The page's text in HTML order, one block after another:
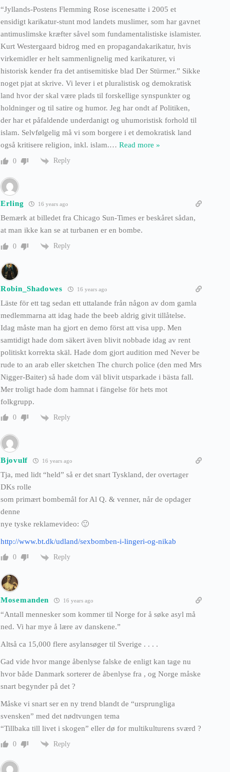
“Jyllands-Postens Flemming Rose iscenesatte i 2005 et
ensidigt karikatur-stunt mod landets muslimer, som har gavnet
antimuslimske kræfter såvel som fundamentalistiske islamister.
Kurt Westergaard bidrog med en propagandakarikatur, hvis
virkemidler er helt sammenlignelig med karikaturer, vi
historisk kender fra det antisemitiske blad Der Stürmer.” Sikke
noget pjat at skrive. Vi lever i et pluralistisk og demokratisk
land hvor der skal være plads til forskellige synspunkter og
holdninger og til satire og humor. Jeg har ondt af Politiken,
der har et påfaldende underdanigt og uhumoristisk forhold til
islam. Selvfølgelig må vi som borgere i et demokratisk land
også kritisere religion, inkl. islam.… Read more »
0 Reply
Erling 16 years ago
Bemærk at billedet fra Chicago Sun-Times er beskåret sådan,
at man ikke kan se at turbanen er en bombe.
0 Reply
Robin_Shadowes 16 years ago
Läste för ett tag sedan ett uttalande från någon av dom gamla
medlemmarna att idag hade the beeb aldrig givit tillåtelse.
Idag måste man ha gjort en demo först att visa upp. Men
samtidigt hade dom säkert även blivit nobbade idag av rent
politiskt korrekta skäl. Hade dom gjort audition med Never be
rude to an arab eller sketchen The church police (den med Mrs
Nigger-Baiter) så hade dom väl blivit utsparkade i bästa fall.
Mer troligt hade dom hamnat i fängelse för hets mot
folkgrupp.
0 Reply
Bjovulf 16 years ago
Tja, med lidt “held” så er det snart Tyskland, der overtager
DKs rolle
som primært bombemål for Al Q. & venner, når de opdager
denne
nye tyske reklamevideo: 🙂
http://www.bt.dk/udland/sexbomben-i-lingeri-og-nikab
0 Reply
Mosemanden 16 years ago
“Antall mennesker som kommer til Norge for å søke asyl må
ned. Vi har mye å lære av danskene.”
Altså ca 15,000 flere asylansøger til Sverige . . . .
Gad vide hvor mange åbenlyse falske de enligt kan tage nu
hvor både Danmark sorterer de åbenlyse fra , og Norge måske
snart begynder på det ?
Måske vi snart ser en ny trend blandt de “ursprungliga
svensken” med det nødtvungen tema
“Tillbaka till livet i skogen” eller dø for multikulturens sværd ?
0 Reply